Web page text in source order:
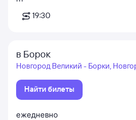
19:30
в Борок
Новгород Великий - Борки,
Найти билеты
ежедневно